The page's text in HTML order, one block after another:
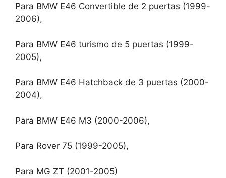
Para BMW E46 Convertible de 2 puertas (1999-
2006),
Para BMW E46 turismo de 5 puertas (1999-
2005),
Para BMW E46 Hatchback de 3 puertas (2000-
2004),
Para BMW E46 M3 (2000-2006),
Para Rover 75 (1999-2005),
Para MG ZT (2001-2005)